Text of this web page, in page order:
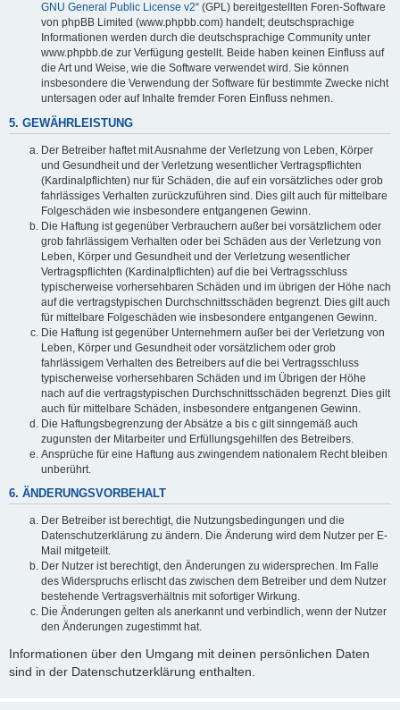
GNU General Public License v2“ (GPL) bereitgestellten Foren-Software
von phpBB Limited (www.phpbb.com) handelt; deutschsprachige
Informationen werden durch die deutschsprachige Community unter
www.phpbb.de zur Verfügung gestellt. Beide haben keinen Einfluss auf
die Art und Weise, wie die Software verwendet wird. Sie können
insbesondere die Verwendung der Software für bestimmte Zwecke nicht
untersagen oder auf Inhalte fremder Foren Einfluss nehmen.
5. GEWÄHRLEISTUNG
Der Betreiber haftet mit Ausnahme der Verletzung von Leben, Körper
und Gesundheit und der Verletzung wesentlicher Vertragspflichten
(Kardinalpflichten) nur für Schäden, die auf ein vorsätzliches oder grob
fahrlässiges Verhalten zurückzuführen sind. Dies gilt auch für mittelbare
Folgeschäden wie insbesondere entgangenen Gewinn.
Die Haftung ist gegenüber Verbrauchern außer bei vorsätzlichem oder
grob fahrlässigem Verhalten oder bei Schäden aus der Verletzung von
Leben, Körper und Gesundheit und der Verletzung wesentlicher
Vertragspflichten (Kardinalpflichten) auf die bei Vertragsschluss
typischerweise vorhersehbaren Schäden und im übrigen der Höhe nach
auf die vertragstypischen Durchschnittsschäden begrenzt. Dies gilt auch
für mittelbare Folgeschäden wie insbesondere entgangenen Gewinn.
Die Haftung ist gegenüber Unternehmern außer bei der Verletzung von
Leben, Körper und Gesundheit oder vorsätzlichem oder grob
fahrlässigem Verhalten des Betreibers auf die bei Vertragsschluss
typischerweise vorhersehbaren Schäden und im Übrigen der Höhe
nach auf die vertragstypischen Durchschnittsschäden begrenzt. Dies gilt
auch für mittelbare Schäden, insbesondere entgangenen Gewinn.
Die Haftungsbegrenzung der Absätze a bis c gilt sinngemäß auch
zugunsten der Mitarbeiter und Erfüllungsgehilfen des Betreibers.
Ansprüche für eine Haftung aus zwingendem nationalem Recht bleiben
unberührt.
6. ÄNDERUNGSVORBEHALT
Der Betreiber ist berechtigt, die Nutzungsbedingungen und die
Datenschutzerklärung zu ändern. Die Änderung wird dem Nutzer per E-
Mail mitgeteilt.
Der Nutzer ist berechtigt, den Änderungen zu widersprechen. Im Falle
des Widerspruchs erlischt das zwischen dem Betreiber und dem Nutzer
bestehende Vertragsverhältnis mit sofortiger Wirkung.
Die Änderungen gelten als anerkannt und verbindlich, wenn der Nutzer
den Änderungen zugestimmt hat.
Informationen über den Umgang mit deinen persönlichen Daten
sind in der Datenschutzerklärung enthalten.